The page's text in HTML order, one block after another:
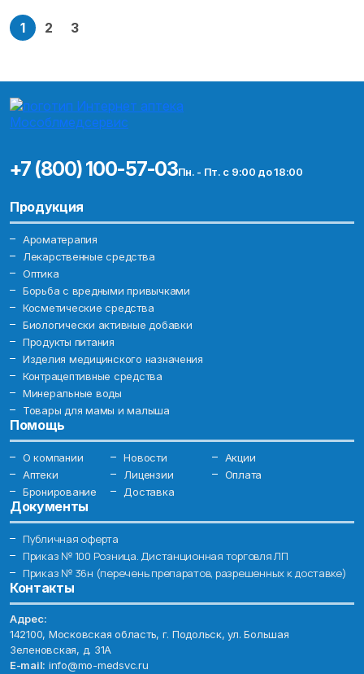
1 2 3
+7 (800) 100-57-03Пн. - Пт. с 9:00 до 18:00
Продукция
Ароматерапия
Лекарственные средства
Оптика
Борьба с вредными привычками
Косметические средства
Биологически активные добавки
Продукты питания
Изделия медицинского назначения
Контрацептивные средства
Минеральные воды
Товары для мамы и малыша
Помощь
О компании Новости
Акции
Аптеки
Лицензии
Оплата
Бронирование
Доставка
Документы
Публичная оферта
Приказ № 100 Розница. Дистанционная торговля ЛП
Приказ № 36н (перечень препаратов, разрешенных к доставке)
Контакты
Адрес:
142100, Московская область, г. Подольск, ул. Большая
Зеленовская, д. 31А
E-mail: info@mo-medsvc.ru